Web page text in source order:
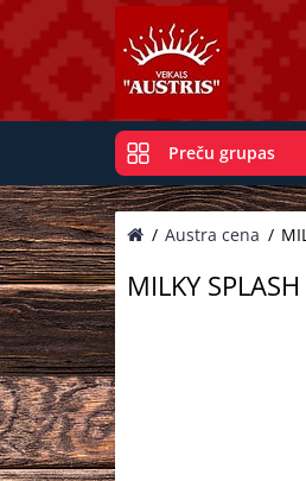
Preču grupas
Austra cena
MILKY